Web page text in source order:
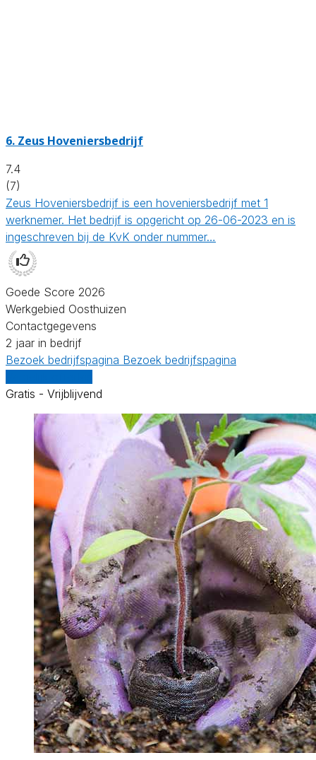
6. Zeus Hoveniersbedrijf
7.4
(7)
Zeus Hoveniersbedrijf is een hoveniersbedrijf met 1
werknemer. Het bedrijf is opgericht op 26-06-2023 en is
ingeschreven bij de KvK onder nummer…
Goede Score 2026
Werkgebied Oosthuizen
Contactgegevens
2 jaar in bedrijf
Bezoek bedrijfspagina Bezoek bedrijfspagina
Gratis - Vrijblijvend